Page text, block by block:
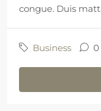
congue. Duis
Business 0